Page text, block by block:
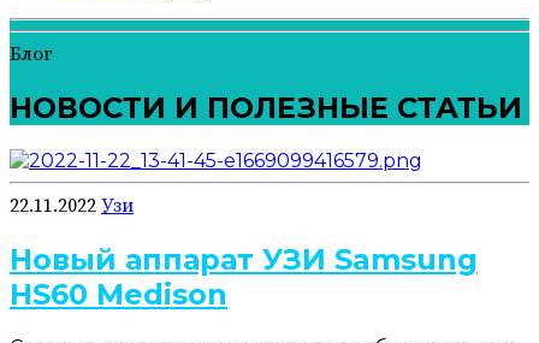
Блог
НОВОСТИ И ПОЛЕЗНЫЕ СТАТЬИ
22.11.2022 Узи
Новый аппарат УЗИ Samsung
HS60 Medison